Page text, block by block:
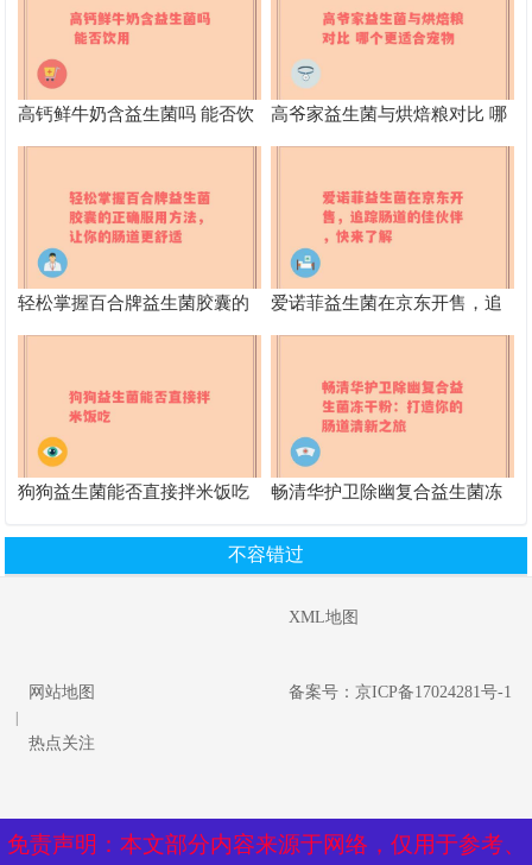
高钙鲜牛奶含益生菌吗 能否饮
用
高爷家益生菌与烘焙粮对比 哪
个更适合宠物
轻松掌握百合牌益生菌胶囊的
正确服用方法，让你的肠道更
爱诺菲益生菌在京东开售，追
踪肠道的佳伙伴，快来了解
狗狗益生菌能否直接拌米饭吃
畅清华护卫除幽复合益生菌冻
免责声明：本文部分内容来源于网络，仅用于参考、
不容错过
XML地图
网站地图
热点关注
备案号：京ICP备17024281号-1
免责声明：本文部分内容来源于网络，仅用于参考、